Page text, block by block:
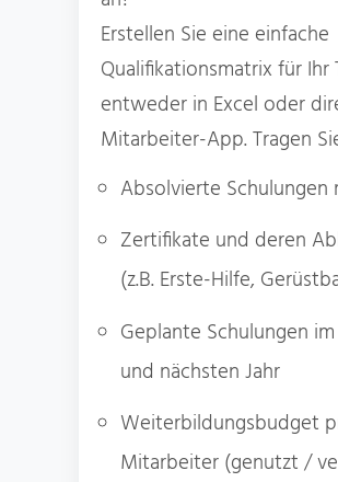
Erstellen Sie eine einfache
Qualifikationsmatrix für Ihr
entweder in Excel oder
Mitarbeiter-App. Tragen
Absolvierte Schulungen
Zertifikate und deren
(z.B. Erste-Hilfe,
Geplante Schulungen
und nächsten Jahr
Weiterbildungsbudget
Mitarbeiter (genutzt /